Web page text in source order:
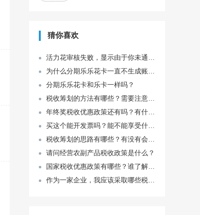
猜你喜欢
分期乐乐花卡和乐卡一样吗？
请问经营农副产品税收政策是什么？